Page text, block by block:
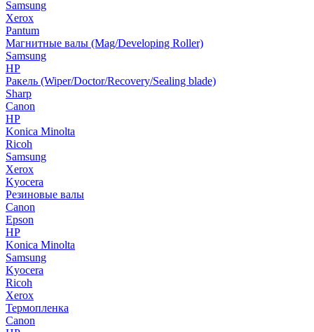
Samsung
Xerox
Pantum
Магнитные валы (Mag/Developing Roller)
Samsung
HP
Ракель (Wiper/Doctor/Recovery/Sealing blade)
Sharp
Canon
HP
Konica Minolta
Ricoh
Samsung
Xerox
Kyocera
Резиновые валы
Canon
Epson
HP
Konica Minolta
Samsung
Kyocera
Ricoh
Xerox
Термопленка
Canon